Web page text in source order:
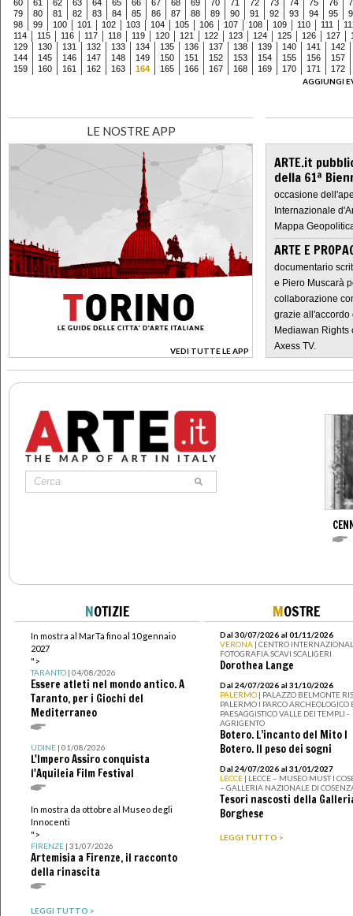
60 61 62 63 64 65 66 67 68 69 70 71 72 73 74 75 76
79
80 81 82 83 84 85 86 87 88 89 90 91 92 93 94 95
98
99 100 101 102 103 104 105 106 107 108 109 110 111
114
115 116 117 118 119 120 121 122 123 124 125 126 127
129
130 131 132 133 134 135 136 137 138 139 140 141
142
144
145 146 147 148 149 150 151 152 153 154 155 156
157
159
160 161 162 163 164 165 166 167 168 169 170 171
172
AGGIUNGI
LE NOSTRE APP
VEDI TUTTE LE APP
>
ARTE.it
della 61ª
occasione
Internazionale
Mappa
ARTE E
documentario
e Piero Muscarà
collaborazione
grazie all'accordo
Mediawan Rights
Axess TV.
NOTIZIE
In mostra al MarTa fino al 10 gennaio
2027
">
TARANTO| 04/08/2026
Essere atleti nel mondo antico. A
Taranto, per i Giochi del
Mediterraneo
UDINE| 01/08/2026
L'Impero Assiro conquista
l'Aquileia Film Festival
In mostra da ottobre al Museo degli
Innocenti
">
FIRENZE| 31/07/2026
Artemisia a Firenze, il racconto
della rinascita
LEGGI TUTTO >
MOSTRE
Dal 30/07/2026 al 01/11/2026
VERONA | CENTRO
FOTOGRAFIA SCAVI SCALIGERI
Dorothea Lange
Dal 24/07/2026 al 31/10/2026
PALERMO | PALAZZO BELMONTE
PALERMO I PARCO ARCHEOLOGICO
PAESAGGISTICO VALLE DEI TEMPLI -
AGRIGENTO
Botero. L’incanto del Mito I
Botero. Il peso dei sogni
Dal 24/07/2026 al 31/01/2027
LECCE | LECCE – MUSEO MUST I
– GALLERIA NAZIONALE DI
Tesori nascosti della
Borghese
LEGGI TUTTO >